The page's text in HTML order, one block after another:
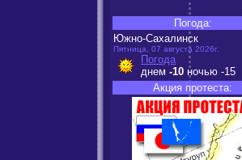
Погода:
Южно-Сахалинск
Пятница, 07 августа 2026г.
Погода
днем -10 ночью -15
Акция протеста: